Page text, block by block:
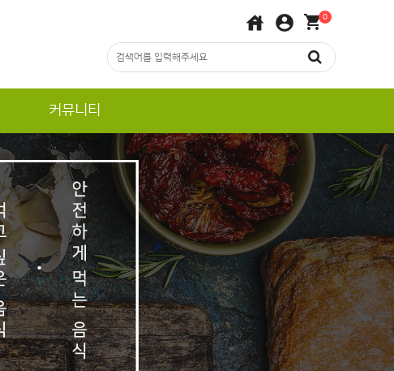
shopping_cart0
account_circle
house
커뮤니티